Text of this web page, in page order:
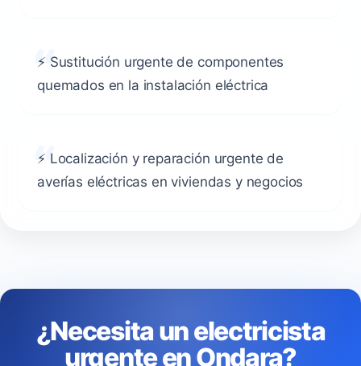
⚡ Sustitución urgente de componentes
quemados en la instalación eléctrica
⚡ Localización y reparación urgente de
averías eléctricas en viviendas y negocios
¿Necesita un electricista
urgente en Ondara?